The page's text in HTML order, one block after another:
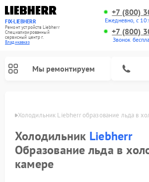
FIX-LIEBHERR
Ремонт устройств Liebherr
Специализированный
cервисный центр г.
Владикавказ
+7 (800)
Ежедневно, с
+7 (800)
Звонок
Мы ремонтируем
Холодильник Liebherr образование льда в
Холодильник Liebherr
Образование льда в
камере